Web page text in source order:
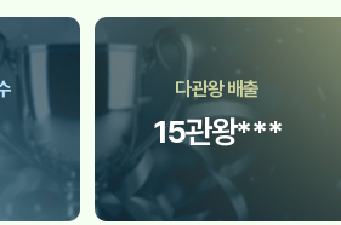
다관왕 배출
15관왕***